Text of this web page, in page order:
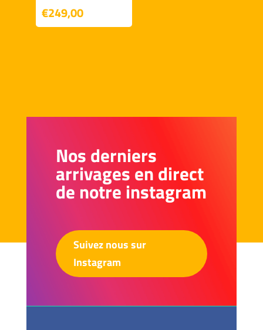
€249,00
Nos derniers
arrivages en direct
de notre instagram
Suivez nous sur
Instagram